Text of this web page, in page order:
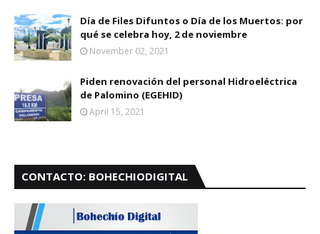
Día de Files Difuntos o Día de los Muertos: por
qué se celebra hoy, 2 de noviembre
November 02, 2021
Piden renovación del personal Hidroeléctrica
de Palomino (EGEHID)
April 15, 2021
CONTACTO: BOHECHIODIGITAL